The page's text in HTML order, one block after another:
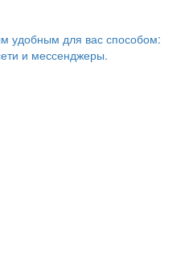
удобным для вас способом:
и мессенджеры.